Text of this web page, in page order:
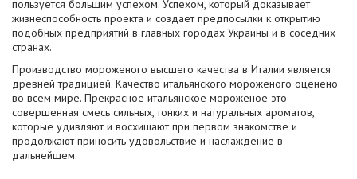
пользуется большим успехом. Успехом, который доказывает
жизнеспособность проекта и создает предпосылки к открытию
подобных предприятий в главных городах Украины и в соседних
странах.
Производство мороженого высшего качества в Италии является
древней традицией. Качество итальянского мороженого оценено
во всем мире. Прекрасное итальянское мороженое это
совершенная смесь сильных, тонких и натуральных ароматов,
которые удивляют и восхищают при первом знакомстве и
продолжают приносить удовольствие и наслаждение в
дальнейшем.